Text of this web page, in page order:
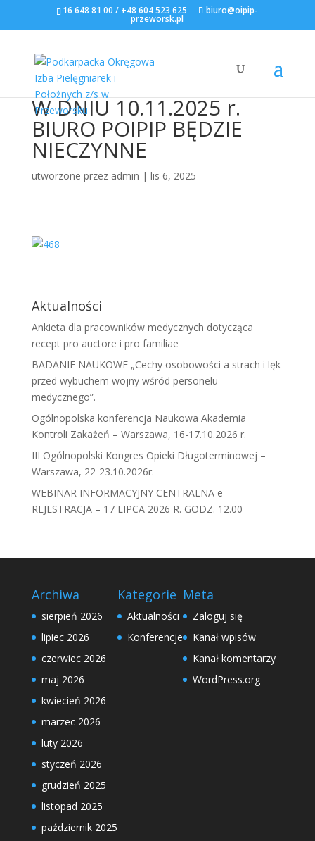
16 648 81 00 / +48 604 523 625 biuro@oipip-
przeworsk.pl
W DNIU 10.11.2025 r.
BIURO POIPIP BĘDZIE
NIECZYNNE
utworzone przez admin | lis 6, 2025
Aktualności
Ankieta dla pracowników medycznych dotycząca
recept pro auctore i pro familiae
BADANIE NAUKOWE „Cechy osobowości a strach i lęk
przed wybuchem wojny wśród personelu
medycznego”.
Ogólnopolska konferencja Naukowa Akademia
Kontroli Zakażeń – Warszawa, 16-17.10.2026 r.
III Ogólnopolski Kongres Opieki Długoterminowej –
Warszawa, 22-23.10.2026r.
WEBINAR INFORMACYJNY CENTRALNA e-
REJESTRACJA – 17 LIPCA 2026 R. GODZ. 12.00
Archiwa
sierpień 2026
lipiec 2026
czerwiec 2026
maj 2026
kwiecień 2026
marzec 2026
luty 2026
styczeń 2026
grudzień 2025
listopad 2025
październik 2025
Kategorie
Aktualności
Konferencje
Meta
Zaloguj się
Kanał wpisów
Kanał komentarzy
WordPress.org